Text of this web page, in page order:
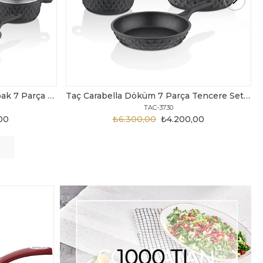
Taç Carabella Döküm 7 Parça Tencere Seti Siyah Taç Master Cook Tombik 7 Parça Tencere Seti Gri
TAC-3820
₺2.450,00
₺3.199,00